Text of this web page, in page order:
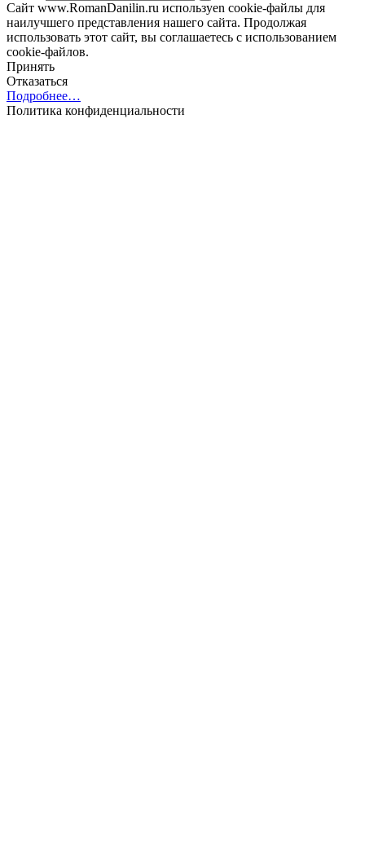
Сайт www.RomanDanilin.ru используеn cookie-файлы для
наилучшего представления нашего сайта. Продолжая
использовать этот сайт, вы соглашаетесь с использованием
cookie-файлов.
Принять
Отказаться
Подробнее…
Политика конфиденциальности